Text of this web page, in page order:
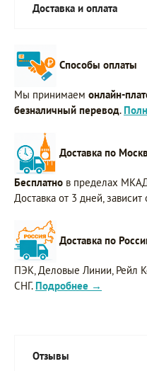
Доставка и оплата
Способы оплаты
Мы принимаем онлайн-
безналичный перевод.
Доставка по
Бесплатно в пределах
Доставка от 3 дней, зависит
Доставка по
ПЭК, Деловые Линии, Рейл
СНГ. Подробнее →
Отзывы